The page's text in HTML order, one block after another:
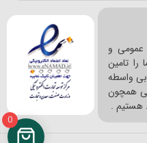
عمومی و
تامین
بی واسطه
همچون
هستیم .
0